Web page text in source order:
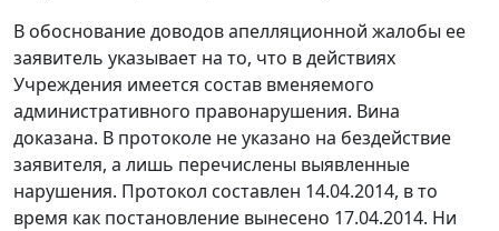
В обоснование доводов апелляционной жалобы ее
заявитель указывает на то, что в действиях
Учреждения имеется состав вменяемого
административного правонарушения. Вина
доказана. В протоколе не указано на бездействие
заявителя, а лишь перечислены выявленные
нарушения. Протокол составлен 14.04.2014, в то
время как постановление вынесено 17.04.2014. Ни